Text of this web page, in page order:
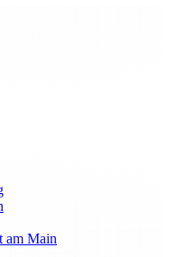
am Main